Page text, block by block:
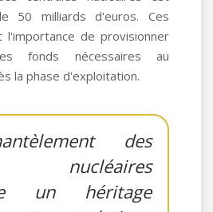
50 milliards d'euros. Ces
l'importance de provisionner
fonds nécessaires au
la phase d'exploitation.
des
nucléaires
un héritage